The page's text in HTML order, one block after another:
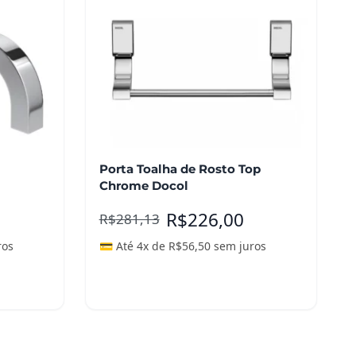
Porta Toalha de Rosto Top
Chrome Docol
R$281,13 R$226,00
💳 Até 4x de R$56,50sem juros